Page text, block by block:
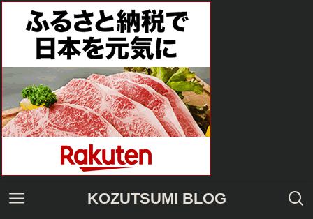
KOZUTSUMI BLOG